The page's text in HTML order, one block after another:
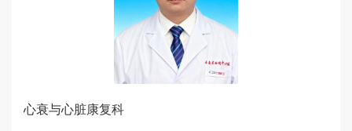
心衰与心脏康复科